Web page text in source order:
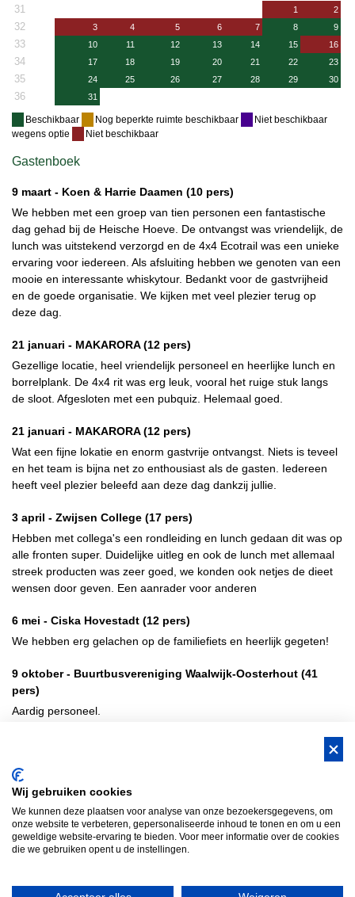
31 1 2
32 3 4 5 6 7 8 9
33 10 11 12 13 14 15 16
34 17 18 19 20 21 22 23
35 24 25 26 27 28 29 30
36 31
Beschikbaar Nog beperkte ruimte beschikbaar
Niet beschikbaar
wegens optie
Niet beschikbaar
Gastenboek
9 maart - Koen & Harrie Daamen (10 pers)
We hebben met een groep van tien personen een fantastische
dag gehad bij de Heische Hoeve. De ontvangst was vriendelijk, de
lunch was uitstekend verzorgd en de 4x4 Ecotrail was een unieke
ervaring voor iedereen. Als afsluiting hebben we genoten van een
mooie en interessante whiskytour. Bedankt voor de gastvrijheid
en de goede organisatie. We kijken met veel plezier terug op
deze dag.
21 januari - MAKARORA(12 pers)
Gezellige locatie, heel vriendelijk personeel en heerlijke lunch en
borrelplank. De 4x4 rit was erg leuk, vooral het ruige stuk langs
de sloot. Afgesloten met een pubquiz. Helemaal goed.
21 januari - MAKARORA(12 pers)
Wat een fijne lokatie en enorm gastvrije ontvangst. Niets is teveel
en het team is bijna net zo enthousiast als de gasten. Iedereen
heeft veel plezier beleefd aan deze dag dankzij jullie.
3 april - Zwijsen College (17 pers)
Hebben met collega's een rondleiding en lunch gedaan dit was op
alle fronten super. Duidelijke uitleg en ook de lunch met allemaal
streek producten was zeer goed, we konden ook netjes de dieet
wensen door geven. Een aanrader voor anderen
6 mei - Ciska Hovestadt (12 pers)
We hebben erg gelachen op de familiefiets en heerlijk gegeten!
9 oktober - Buurtbusvereniging Waalwijk-Oosterhout (41
pers)
Aardig personeel.
BUS Whisky, Natuurlijk Gastvrijer in
Teambuilding Brabant Groepsuitje Brabant Teamuitje Brabant
Bedrijfsuitje Brabant Heisessie Brabant
Wij gebruiken cookies
We kunnen deze plaatsen voor analyse van onze bezoekersgegevens, om
onze website te verbeteren, gepersonaliseerde inhoud te tonen en om u een
geweldige website-ervaring te bieden. Voor meer informatie over de cookies
die we gebruiken opent u de instellingen.